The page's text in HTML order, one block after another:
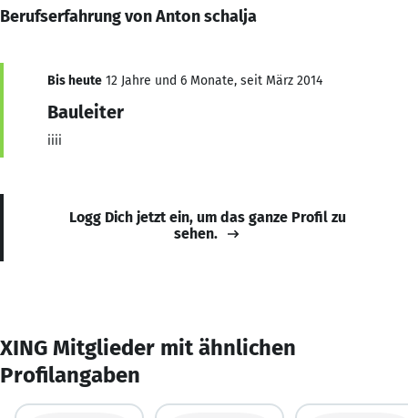
Berufserfahrung von Anton schalja
Bis heute 12 Jahre und 6 Monate, seit März 2014
Bauleiter
iiii
Logg Dich jetzt ein, um das ganze Profil zu
sehen.
XING Mitglieder mit ähnlichen
Profilangaben